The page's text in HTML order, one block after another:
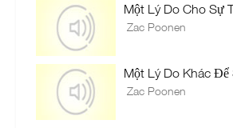
Một Lý Do Cho Sự
Zac Poonen
Một Lý Do Khác Để
Zac Poonen